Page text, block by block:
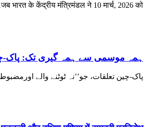
जब भारत के केंद्रीय मंत्रिमंडल ने 10 मार्च, 2026 को…
ہمہ موسمی سے ہمہ گیری تک: پاک-
پاک-چین تعلقات، جو’’نہ ٹوٹنے والے